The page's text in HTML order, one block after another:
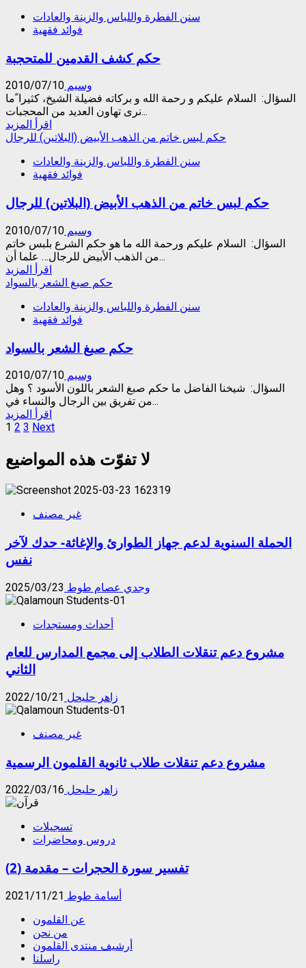
موقف
شيخ
من
النقاب
سنن الفطرة واللباس والزينة والعادات
فوائد فقهية
حكم كشف القدمين للمتحجبة
وسيم 2010/07/10
السؤال: السلام عليكم و رحمة الله و بركاته فضيلة الشيخ، كثيرا ًما
نرى تهاون العديد من المحجبات...
اقرأ المزيد
more
حكم
كشف
للمتحجبة
حكم لبس خاتم من الذهب الأبيض (البلاتين) للرجال
سنن الفطرة واللباس والزينة والعادات
فوائد فقهية
حكم لبس خاتم من الذهب الأبيض (البلاتين) للرجال
وسيم 2010/07/10
السؤال: السلام عليكم ورحمة الله ما هو حكم الشرع بلبس خاتم
من الذهب الأبيض للرجال… علما أن...
اقرأ المزيد
more
حكم
لبس
من
الذهب
الأبيض
(البلاتين)
للرجال
حكم صبغ الشعر بالسواد
سنن الفطرة واللباس والزينة والعادات
فوائد فقهية
حكم صبغ الشعر بالسواد
وسيم 2010/07/10
السؤال: شيخنا الفاضل ما حكم صبغ الشعر باللون الأسود ؟ وهل
من تفريق بين الرجال والنساء في...
اقرأ المزيد
more
حكم
صبغ
بالسواد
Posts
pagination
1 2 3 Next
لا تفوّت هذه المواضيع
غير مصنف
الحملة السنوية لدعم جهاز الطوارئ والإغاثة- حدك لآخر
نفس
وجدي عصام طوط 2025/03/23
أحداث ومستجدات
مشروع دعم تنقلات الطلاب إلى مجمع المدارس للعام
الثاني
زاهر حليحل 2022/10/21
غير مصنف
مشروع دعم تنقلات طلاب ثانوية القلمون الرسمية
زاهر حليحل 2022/03/16
تسجيلات
دروس ومحاضرات
تفسير سورة الحجرات – مقدمة (2)
أسامة طوط 2021/11/21
عن القلمون
من نحن
أرشيف منتدى القلمون
راسلنا